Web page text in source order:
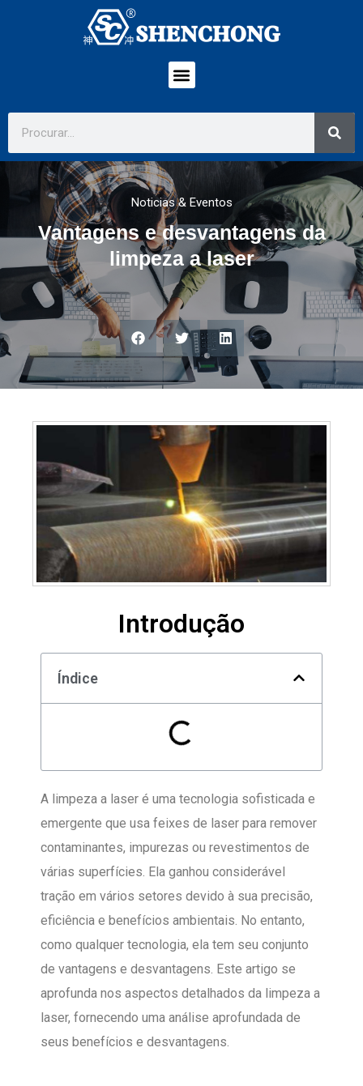
Noticias & Eventos
Vantagens e desvantagens da
limpeza a laser
Introdução
Índice
A limpeza a laser é uma tecnologia sofisticada e
emergente que usa feixes de laser para remover
contaminantes, impurezas ou revestimentos de
várias superfícies. Ela ganhou considerável
tração em vários setores devido à sua precisão,
eficiência e benefícios ambientais. No entanto,
como qualquer tecnologia, ela tem seu conjunto
de vantagens e desvantagens. Este artigo se
aprofunda nos aspectos detalhados da limpeza a
laser, fornecendo uma análise aprofundada de
seus benefícios e desvantagens.